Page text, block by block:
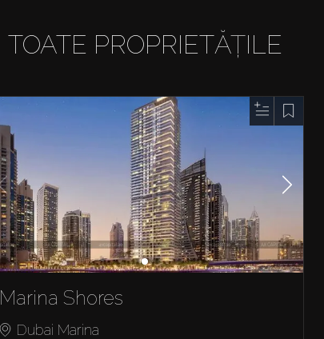
TOATE PROPRIETĂȚILE
Marina Shores
Dubai Marina